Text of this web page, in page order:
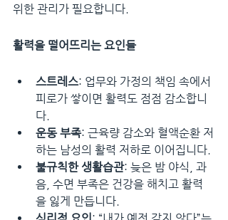
위한 관리가 필요합니다.
활력을 떨어뜨리는 요인들
스트레스: 업무와 가정의 책임 속에서
피로가 쌓이면 활력도 점점 감소합니
다.
운동 부족: 근육량 감소와 혈액순환 저
하는 남성의 활력 저하로 이어집니다.
불규칙한 생활습관: 늦은 밤 야식, 과
음, 수면 부족은 건강을 해치고 활력
을 잃게 만듭니다.